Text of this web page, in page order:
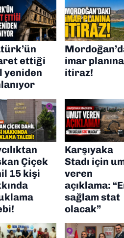
ettiği
yeniden
imar planına
itiraz!
Çiçek
15 kişi
Karşıyaka
Stadı için
veren
açıklama:
sağlam stat
olacak”